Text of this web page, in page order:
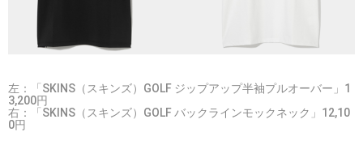
左：「SKINS（スキンズ）GOLF ジップアップ半袖プルオーバー」1
3,200円
右：「SKINS（スキンズ）GOLF バックラインモックネック」12,10
0円